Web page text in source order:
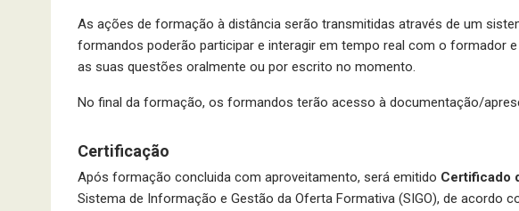
As ações de formação à distância serão transmitidas através de um
formandos poderão participar e interagir em tempo real com o formador
as suas questões oralmente ou por escrito no momento.
No final da formação, os formandos terão acesso à documentação/
Certificação
Após formação concluida com aproveitamento, será emitido Certificado
Sistema de Informação e Gestão da Oferta Formativa (SIGO), de acordo